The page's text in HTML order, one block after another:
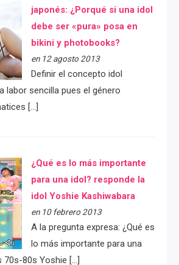
japonés: ¿Porqué si una idol
debe ser «pura» posa en
bikini y photobooks?
en 12 agosto 2013
Definir el concepto idol
labor sencilla pues el género
[…]
¿Qué es lo más importante
para una idol? responde la
idol Yoshie Kashiwabara
en 10 febrero 2013
A la pregunta expresa: ¿Qué es
lo más importante para una
70s-80s Yoshie […]